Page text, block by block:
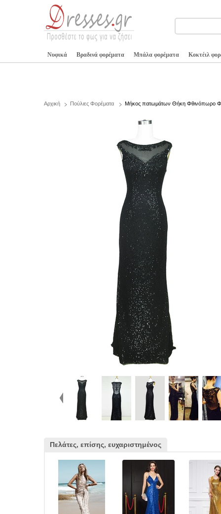
Νυφικά Βραδινά φορέματα Μπάλα φορέματα Κοκτέιλ
Αρχική Πούλιες Φορέματα Μήκος πατωμάτων Θήκη Φθινόπωρο
Πελάτες, επίσης, ευχαριστημένος